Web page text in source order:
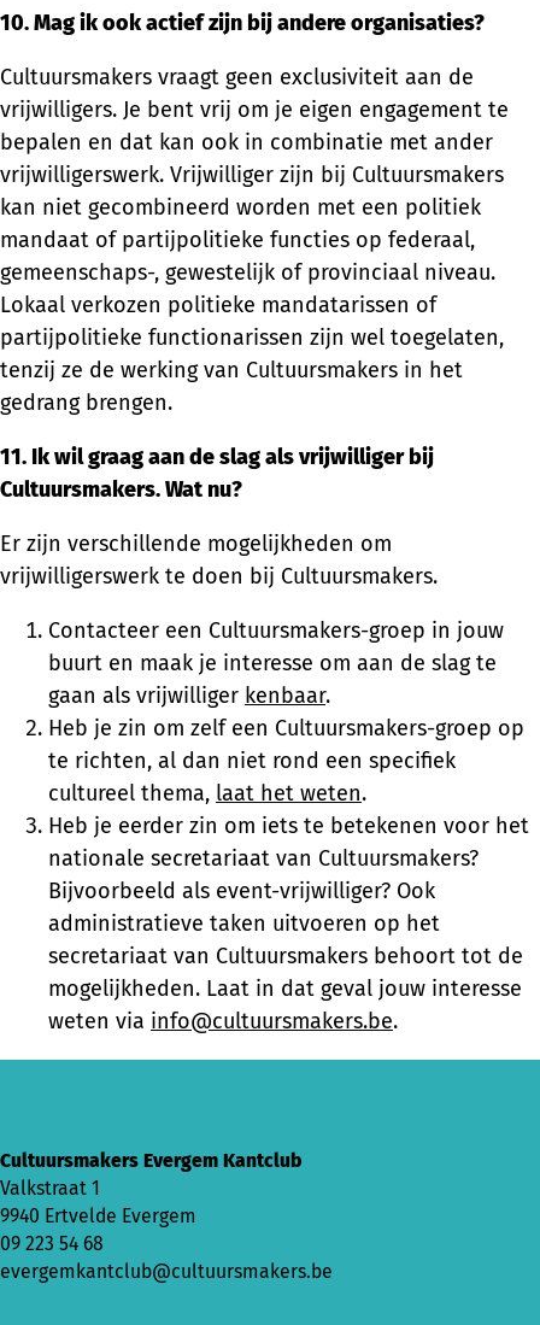
10. Mag ik ook actief zijn bij andere organisaties?
Cultuursmakers vraagt geen exclusiviteit aan de
vrijwilligers. Je bent vrij om je eigen engagement te
bepalen en dat kan ook in combinatie met ander
vrijwilligerswerk. Vrijwilliger zijn bij Cultuursmakers
kan niet gecombineerd worden met een politiek
mandaat of partijpolitieke functies op federaal,
gemeenschaps-, gewestelijk of provinciaal niveau.
Lokaal verkozen politieke mandatarissen of
partijpolitieke functionarissen zijn wel toegelaten,
tenzij ze de werking van Cultuursmakers in het
gedrang brengen.
11. Ik wil graag aan de slag als vrijwilliger bij
Cultuursmakers. Wat nu?
Er zijn verschillende mogelijkheden om
vrijwilligerswerk te doen bij Cultuursmakers.
Contacteer een Cultuursmakers-groep in jouw
buurt en maak je interesse om aan de slag te
gaan als vrijwilliger kenbaar.
Heb je zin om zelf een Cultuursmakers-groep op
te richten, al dan niet rond een specifiek
cultureel thema, laat het weten.
Heb je eerder zin om iets te betekenen voor het
nationale secretariaat van Cultuursmakers?
Bijvoorbeeld als event-vrijwilliger? Ook
administratieve taken uitvoeren op het
secretariaat van Cultuursmakers behoort tot de
mogelijkheden. Laat in dat geval jouw interesse
weten via info@cultuursmakers.be.
Cultuursmakers Evergem Kantclub
Valkstraat 1
9940 Ertvelde Evergem
09 223 54 68
evergemkantclub@cultuursmakers.be